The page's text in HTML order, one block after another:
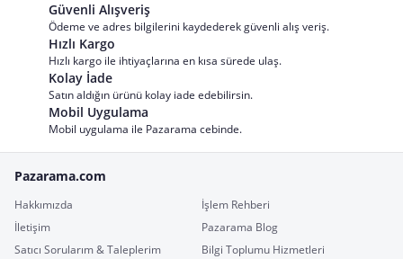
Güvenli Alışveriş
Ödeme ve adres bilgilerini kaydederek güvenli alış veriş.
Hızlı Kargo
Hızlı kargo ile ihtiyaçlarına en kısa sürede ulaş.
Kolay İade
Satın aldığın ürünü kolay iade edebilirsin.
Mobil Uygulama
Mobil uygulama ile Pazarama cebinde.
Pazarama.com
Hakkımızda
İşlem Rehberi
İletişim
Pazarama Blog
Satıcı Sorularım & Taleplerim
Bilgi Toplumu Hizmetleri